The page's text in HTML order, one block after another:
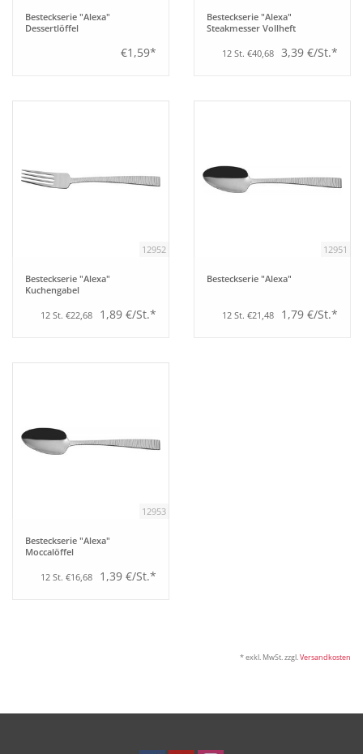
Besteckserie "Alexa"
Dessertlöffel
€1,59*
Besteckserie "Alexa"
Steakmesser Vollheft
12 St. €40,68 3,39 €/St.*
12952
Besteckserie "Alexa"
Kuchengabel
12 St. €22,68 1,89 €/St.*
12951
Besteckserie "Alexa"
12 St. €21,48 1,79 €/St.*
12953
Besteckserie "Alexa"
Moccalöffel
12 St. €16,68 1,39 €/St.*
* exkl. MwSt. zzgl.Versandkosten